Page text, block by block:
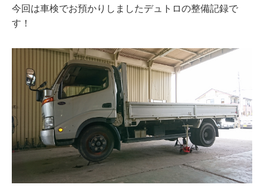
今回は車検でお預かりしましたデュトロの整備記録で
す！